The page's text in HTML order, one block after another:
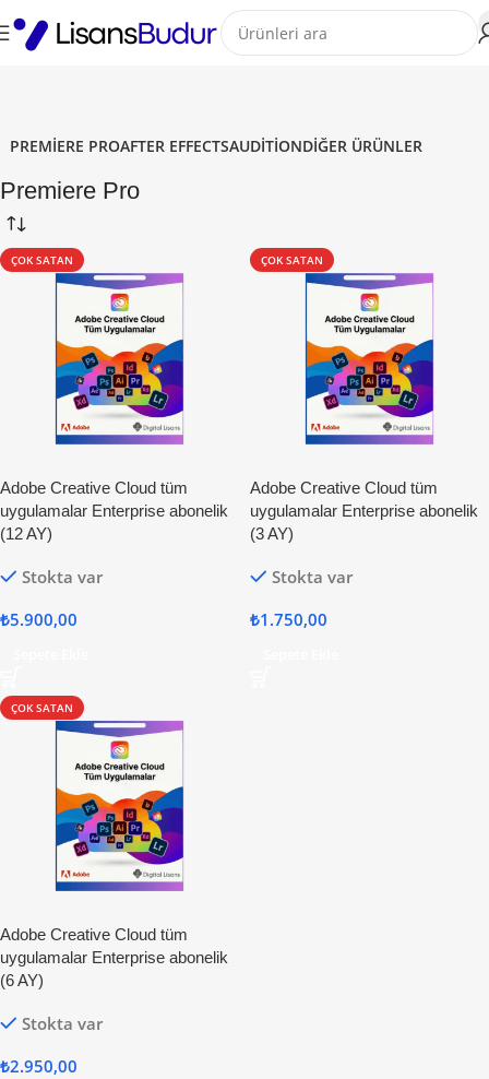
PREMIERE PROAFTER EFFECTSAUDITIONDIĞER ÜRÜNLER
Premiere Pro
ÇOK SATAN
Adobe Creative Cloud tüm
uygulamalar Enterprise abonelik
(12 AY)
Stokta var
₺5.900,00
ÇOK SATAN
Adobe Creative Cloud tüm
uygulamalar Enterprise abonelik
(3 AY)
Stokta var
₺1.750,00
ÇOK SATAN
Adobe Creative Cloud tüm
uygulamalar Enterprise abonelik
(6 AY)
Stokta var
₺2.950,00